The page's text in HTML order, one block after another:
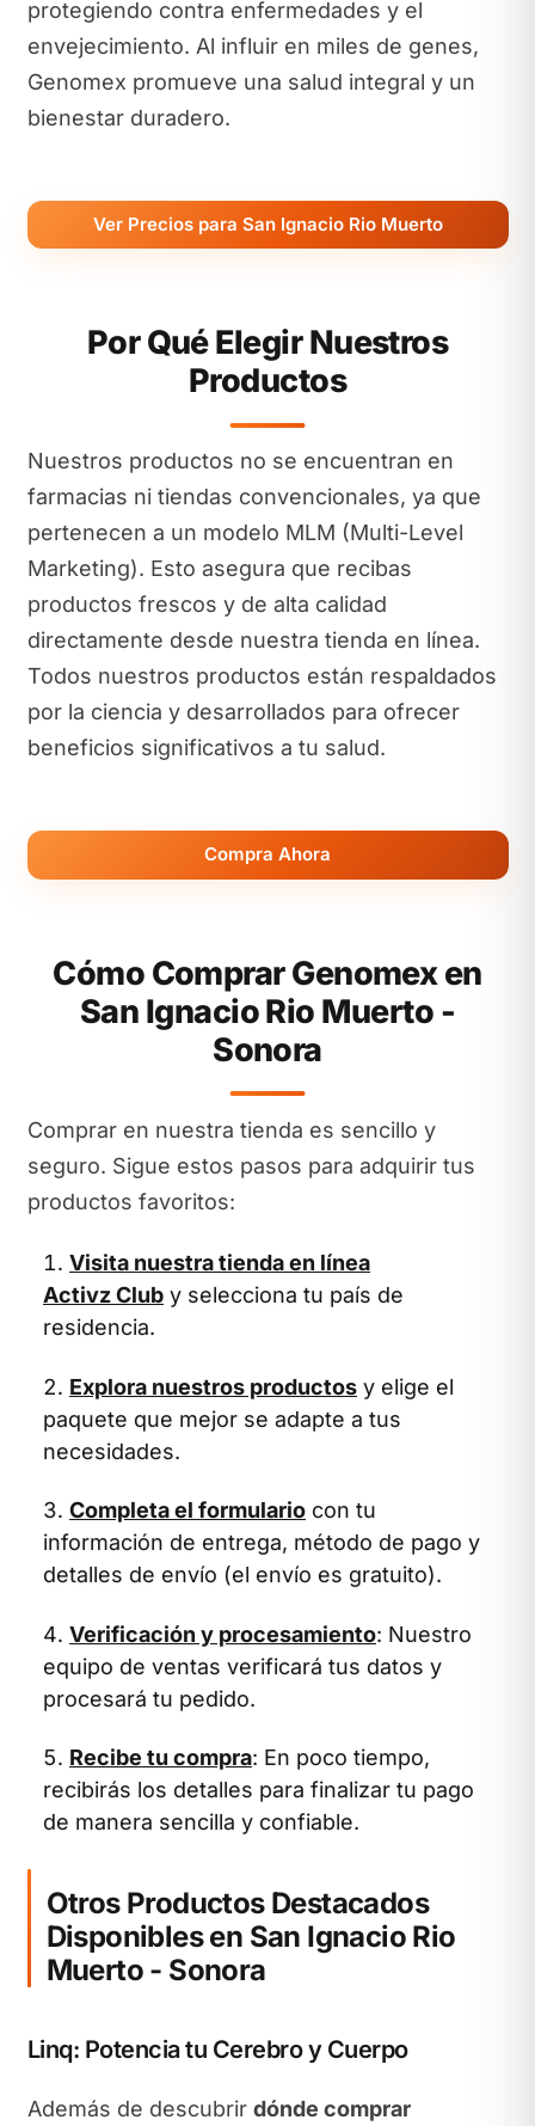
protegiendo contra enfermedades y el
envejecimiento. Al influir en miles de genes,
Genomex promueve una salud integral y un
bienestar duradero.
Ver Precios para San Ignacio Rio Muerto
Por Qué Elegir Nuestros
Productos
Nuestros productos no se encuentran en
farmacias ni tiendas convencionales, ya que
pertenecen a un modelo MLM (Multi-Level
Marketing). Esto asegura que recibas
productos frescos y de alta calidad
directamente desde nuestra tienda en línea.
Todos nuestros productos están respaldados
por la ciencia y desarrollados para ofrecer
beneficios significativos a tu salud.
Compra Ahora
Cómo Comprar Genomex en
San Ignacio Rio Muerto -
Sonora
Comprar en nuestra tienda es sencillo y
seguro. Sigue estos pasos para adquirir tus
productos favoritos:
Visita nuestra tienda en línea
Activz Club y selecciona tu país de
residencia.
Explora nuestros productos y elige el
paquete que mejor se adapte a tus
necesidades.
Completa el formulario con tu
información de entrega, método de pago y
detalles de envío (el envío es gratuito).
Verificación y procesamiento: Nuestro
equipo de ventas verificará tus datos y
procesará tu pedido.
Recibe tu compra: En poco tiempo,
recibirás los detalles para finalizar tu pago
de manera sencilla y confiable.
Otros Productos Destacados
Disponibles en San Ignacio Rio
Muerto - Sonora
Linq: Potencia tu Cerebro y Cuerpo
Además de descubrir dónde comprar